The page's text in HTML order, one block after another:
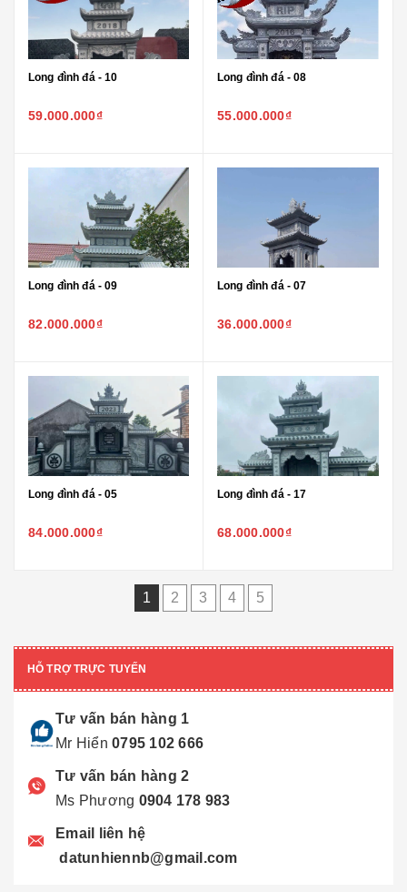
Long đình đá - 10
59.000.000₫
Long đình đá - 08
55.000.000₫
Long đình đá - 09
82.000.000₫
Long đình đá - 07
36.000.000₫
Long đình đá - 05
84.000.000₫
Long đình đá - 17
68.000.000₫
1 2 3 4 5
HỖ TRỢ TRỰC TUYẾN
Tư vấn bán hàng 1
Mr Hiển 0795 102 666
Tư vấn bán hàng 2
Ms Phương 0904 178 983
Email liên hệ
datunhiennb@gmail.com